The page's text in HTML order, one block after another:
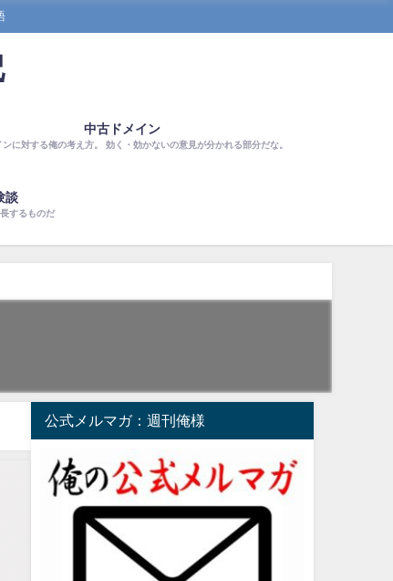
中古ドメイン
ンに対する俺の考え方。 効く・効かないの意見が分かれる部分だな。
談
するものだ
公式メルマガ：週刊俺様